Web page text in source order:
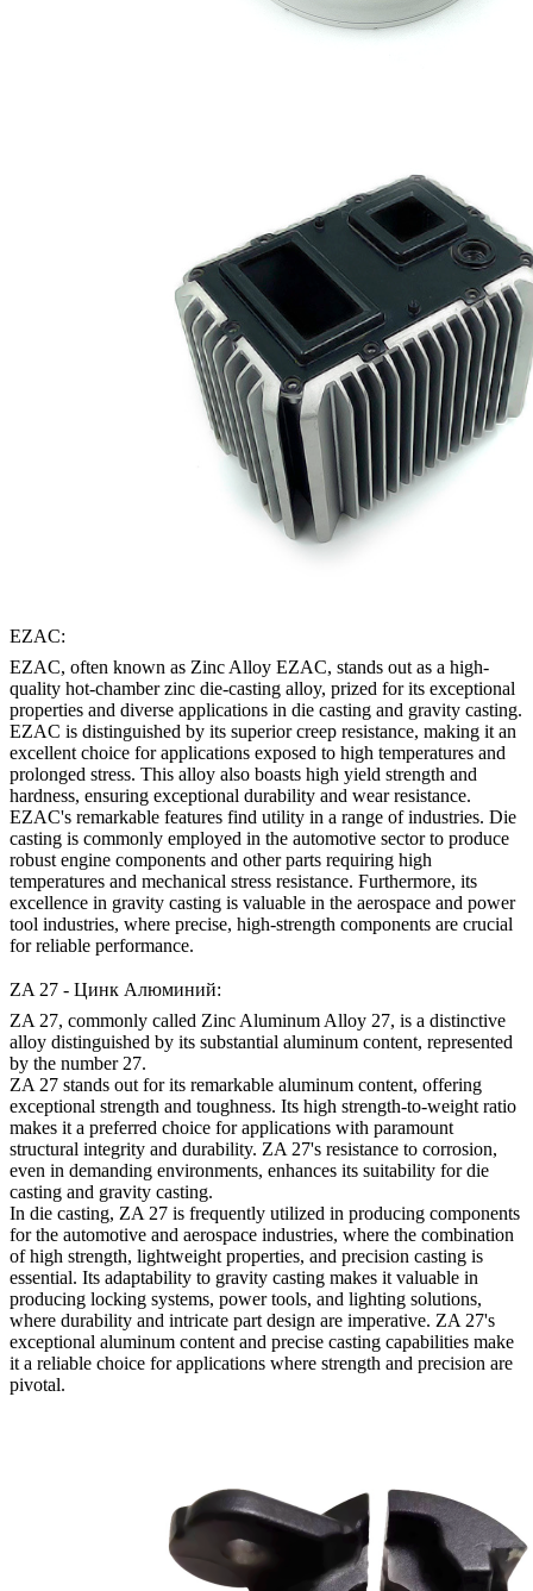
EZAC:
EZAC, often known as Zinc Alloy EZAC, stands out as a high-
quality hot-chamber zinc die-casting alloy, prized for its exceptional
properties and diverse applications in die casting and gravity casting.
EZAC is distinguished by its superior creep resistance, making it an
excellent choice for applications exposed to high temperatures and
prolonged stress. This alloy also boasts high yield strength and
hardness, ensuring exceptional durability and wear resistance.
EZAC's remarkable features find utility in a range of industries. Die
casting is commonly employed in the automotive sector to produce
robust engine components and other parts requiring high
temperatures and mechanical stress resistance. Furthermore, its
excellence in gravity casting is valuable in the aerospace and power
tool industries, where precise, high-strength components are crucial
for reliable performance.
ZA 27 - Цинк Алюминий:
ZA 27, commonly called Zinc Aluminum Alloy 27, is a distinctive
alloy distinguished by its substantial aluminum content, represented
by the number 27.
ZA 27 stands out for its remarkable aluminum content, offering
exceptional strength and toughness. Its high strength-to-weight ratio
makes it a preferred choice for applications with paramount
structural integrity and durability. ZA 27's resistance to corrosion,
even in demanding environments, enhances its suitability for die
casting and gravity casting.
In die casting, ZA 27 is frequently utilized in producing components
for the automotive and aerospace industries, where the combination
of high strength, lightweight properties, and precision casting is
essential. Its adaptability to gravity casting makes it valuable in
producing locking systems, power tools, and lighting solutions,
where durability and intricate part design are imperative. ZA 27's
exceptional aluminum content and precise casting capabilities make
it a reliable choice for applications where strength and precision are
pivotal.